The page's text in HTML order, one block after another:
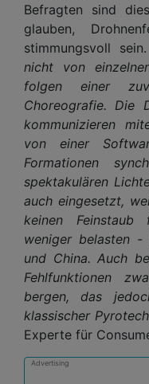
Befragten sind
glauben,
stimmungsvoll sein.
nicht von
folgen einer
Choreografie. Die
kommunizieren
von einer
Formationen
spektakulären
auch eingesetzt,
keinen
weniger belasten
und China. Auch
Fehlfunktionen
bergen, das
klassischer
Experte für
Advertising